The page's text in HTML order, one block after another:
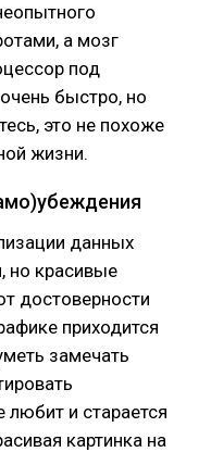
а мозг
под
быстро, но
это не похоже
жизни.
данных
но красивые
достоверности
приходится
замечать
любит и старается
картинка на